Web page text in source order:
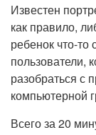
Известен
как правило,
ребенок что-
пользователи,
разобраться с
компьютерной
Всего за 20